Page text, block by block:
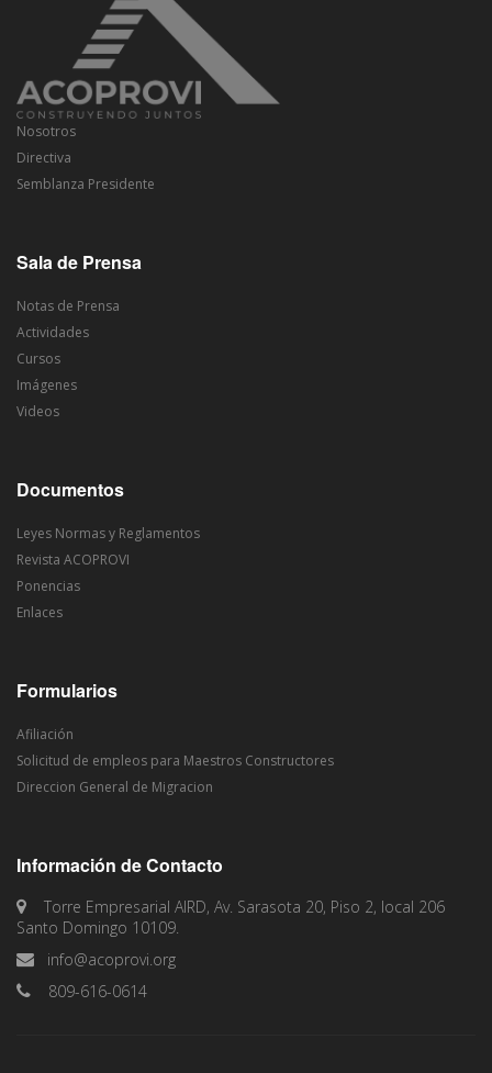
Nosotros
Directiva
Semblanza Presidente
Sala de Prensa
Notas de Prensa
Actividades
Cursos
Imágenes
Videos
Documentos
Leyes Normas y Reglamentos
Revista ACOPROVI
Ponencias
Enlaces
Formularios
Afiliación
Solicitud de empleos para Maestros Constructores
Direccion General de Migracion
Información de Contacto
Torre Empresarial AIRD, Av. Sarasota 20, Piso 2, local 206
Santo Domingo 10109.
info@acoprovi.org
809-616-0614